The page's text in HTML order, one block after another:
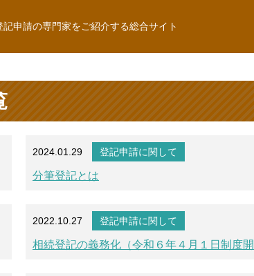
記申請の専門家をご紹介する総合サイト
2024.01.29 登記申請に関して
分筆登記とは
2022.10.27 登記申請に関して
相続登記の義務化（令和６年４月１日制度開